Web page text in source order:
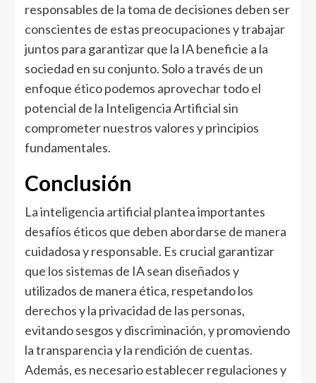
responsables de la toma de decisiones deben ser
conscientes de estas preocupaciones y trabajar
juntos para garantizar que la IA beneficie a la
sociedad en su conjunto. Solo a través de un
enfoque ético podemos aprovechar todo el
potencial de la Inteligencia Artificial sin
comprometer nuestros valores y principios
fundamentales.
Conclusión
La inteligencia artificial plantea importantes
desafíos éticos que deben abordarse de manera
cuidadosa y responsable. Es crucial garantizar
que los sistemas de IA sean diseñados y
utilizados de manera ética, respetando los
derechos y la privacidad de las personas,
evitando sesgos y discriminación, y promoviendo
la transparencia y la rendición de cuentas.
Además, es necesario establecer regulaciones y